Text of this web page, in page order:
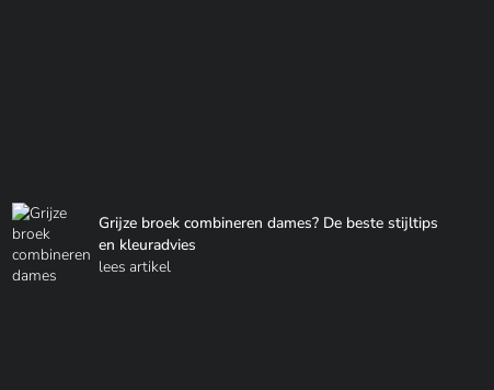
Grijze broek combineren dames? De beste stijltips
en kleuradvies
lees artikel